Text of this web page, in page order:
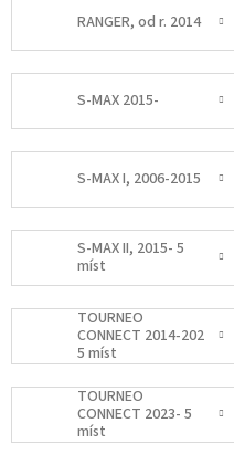
RANGER, od r. 2014
S-MAX 2015-
S-MAX I, 2006-2015
S-MAX II, 2015- 5
míst
TOURNEO
CONNECT 2014-202
5 míst
TOURNEO
CONNECT 2023- 5
míst